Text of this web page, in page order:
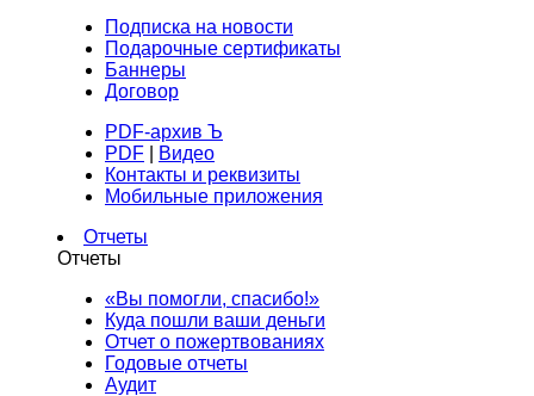
Подписка на новости
Подарочные сертификаты
Баннеры
Договор
PDF-архив Ъ
PDF
Видео
Контакты и реквизиты
Мобильные приложения
Отчеты
Отчеты
«Вы помогли, спасибо!»
Куда пошли ваши деньги
Отчет о пожертвованиях
Годовые отчеты
Аудит